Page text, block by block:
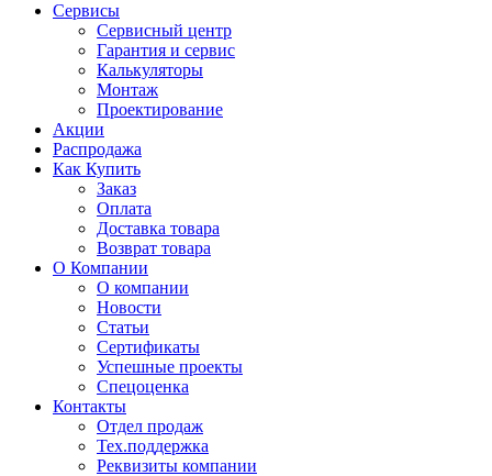
Сервисы
Сервисный центр
Гарантия и сервис
Калькуляторы
Монтаж
Проектирование
Акции
Распродажа
Как Купить
Заказ
Оплата
Доставка товара
Возврат товара
О Компании
О компании
Новости
Статьи
Сертификаты
Успешные проекты
Спецоценка
Контакты
Отдел продаж
Тех.поддержка
Реквизиты компании